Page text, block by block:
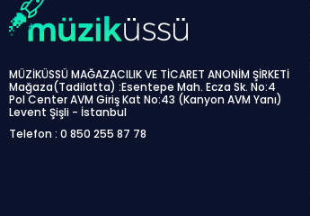
MÜZİKÜSSÜ MAĞAZACILIK VE TİCARET ANONİM ŞİRKETİ
Mağaza(Tadilatta) :Esentepe Mah. Ecza Sk. No:4
Pol Center AVM Giriş Kat No:43 (Kanyon AVM Yanı)
Levent Şişli - İstanbul
Telefon : 0 850 255 87 78